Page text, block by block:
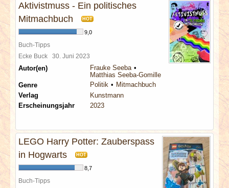
SPECIALS
REDAKTION
LINKS
ARCHIV
Aktivistmuss - Ein politisches
Mitmachbuch
HOT
9,0
Buch-Tipps
Ecke Buck 30. Juni 2023
Autor(en)
Frauke Seeba
Matthias Seeba-Gomille
Genre
Politik
Mitmachbuch
Verlag
Kunstmann
Erscheinungsjahr
2023
LEGO Harry Potter: Zauberspass
in Hogwarts
HOT
8,7
Buch-Tipps